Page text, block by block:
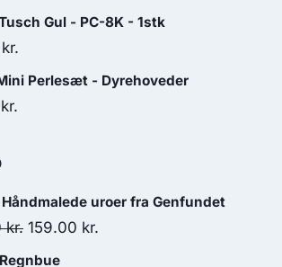
Gul - PC-8K - 1stk
kr.
Perlesæt - Dyrehoveder
kr.
uroer fra Genfundet
kr. 159.00 kr.